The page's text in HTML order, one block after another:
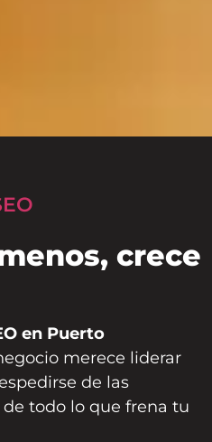
crece
en Puerto
merece liderar
de las
todo lo que frena tu